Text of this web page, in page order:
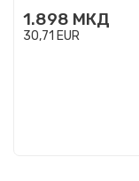
1.898 МКД
30,71 EUR